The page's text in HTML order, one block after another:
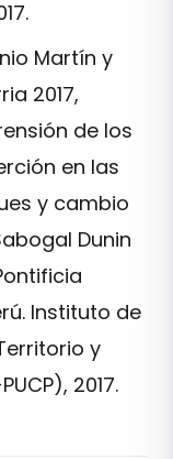
Martín y
2017,
de los
en las
y cambio
Dunin
Instituto de
y
2017.